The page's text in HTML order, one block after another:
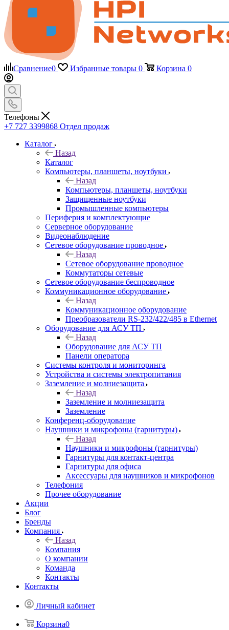
Сравнение0 Избранные товары 0 Корзина 0
Телефоны
+7 727 3399868 Отдел продаж
Каталог
Назад
Каталог
Компьютеры, планшеты, ноутбуки
Назад
Компьютеры, планшеты, ноутбуки
Защищенные ноутбуки
Промышленные компьютеры
Периферия и комплектующие
Серверное оборудование
Видеонаблюдение
Сетевое оборудование проводное
Назад
Сетевое оборудование проводное
Коммутаторы сетевые
Сетевое оборудование беспроводное
Коммуникационное оборудование
Назад
Коммуникационное оборудование
Преобразователи RS-232/422/485 в Ethernet
Оборудование для АСУ ТП
Назад
Оборудование для АСУ ТП
Панели оператора
Системы контроля и мониторинга
Устройства и системы электропитания
Заземление и молниезащита
Назад
Заземление и молниезащита
Заземление
Конференц-оборудование
Наушники и микрофоны (гарнитуры)
Назад
Наушники и микрофоны (гарнитуры)
Гарнитуры для контакт-центра
Гарнитуры для офиса
Аксессуары для наушников и микрофонов
Телефония
Прочее оборудование
Акции
Блог
Бренды
Компания
Назад
Компания
О компании
Команда
Контакты
Контакты
Личный кабинет
Корзина0